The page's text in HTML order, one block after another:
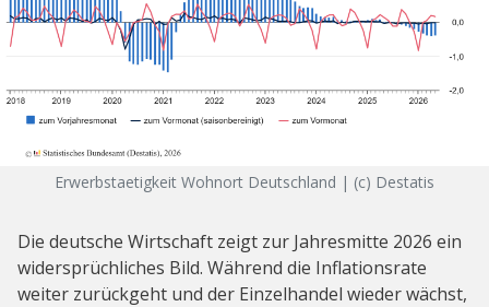
Erwerbstaetigkeit Wohnort Deutschland | (c) Destatis
Die deutsche Wirtschaft zeigt zur Jahresmitte 2026 ein
widersprüchliches Bild. Während die Inflationsrate
weiter zurückgeht und der Einzelhandel wieder wächst,